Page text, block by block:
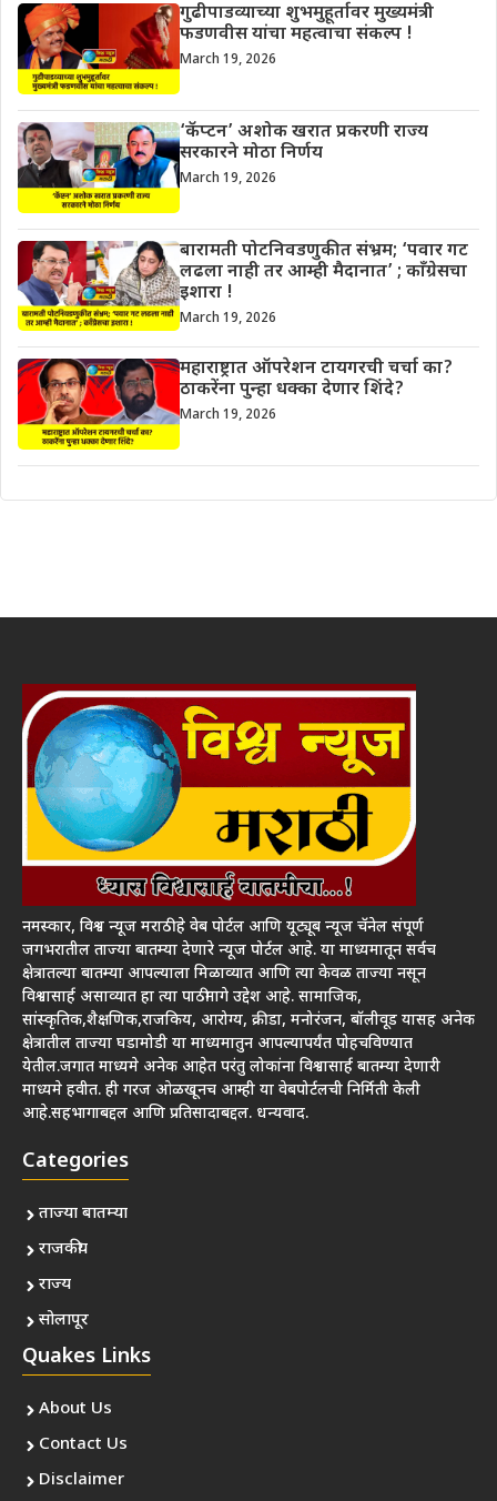
गुढीपाडव्याच्या शुभमुहूर्तावर मुख्यमंत्री
फडणवीस यांचा महत्वाचा संकल्प !
March 19, 2026
‘कॅप्टन’ अशोक खरात प्रकरणी राज्य
सरकारने मोठा निर्णय
March 19, 2026
बारामती पोटनिवडणुकीत संभ्रम; ‘पवार गट
लढला नाही तर आम्ही मैदानात’ ; काँग्रेसचा
इशारा !
March 19, 2026
महाराष्ट्रात ऑपरेशन टायगरची चर्चा का?
ठाकरेंना पुन्हा धक्का देणार शिंदे?
March 19, 2026
नमस्कार, विश्व न्यूज मराठी हे वेब पोर्टल आणि यूट्यूब न्यूज चॅनेल संपूर्ण
जगभरातील ताज्या बातम्या देणारे न्यूज पोर्टल आहे. या माध्यमातून सर्वच
क्षेत्रातल्या बातम्या आपल्याला मिळाव्यात आणि त्या केवळ ताज्या नसून
विश्वासार्ह असाव्यात हा त्या पाठीमागे उद्देश आहे. सामाजिक,
सांस्कृतिक,शैक्षणिक,राजकिय, आरोग्य, क्रीडा, मनोरंजन, बॉलीवूड यासह अनेक
क्षेत्रातील ताज्या घडामोडी या माध्यमातुन आपल्यापर्यंत पोहचविण्यात
येतील.जगात माध्यमे अनेक आहेत परंतु लोकांना विश्वासार्ह बातम्या देणारी
माध्यमे हवीत. ही गरज ओळखूनच आम्ही या वेबपोर्टलची निर्मिती केली
आहे.सहभागाबद्दल आणि प्रतिसादाबद्दल. धन्यवाद.
Categories
ताज्या बातम्या
राजकीय
राज्य
सोलापूर
Quakes Links
About Us
Contact Us
Disclaimer